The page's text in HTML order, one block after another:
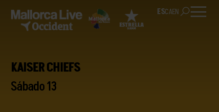
ESCAEN
KAISER CHIEFS
Sábado 13